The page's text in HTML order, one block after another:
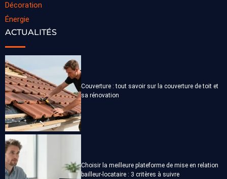
Décoration
Énergie
ACTUALITÉS
Couverture : tout savoir sur la couverture de toit et
sa rénovation
Choisir la meilleure plateforme de mise en relation
bailleur-locataire : 3 critères à suivre